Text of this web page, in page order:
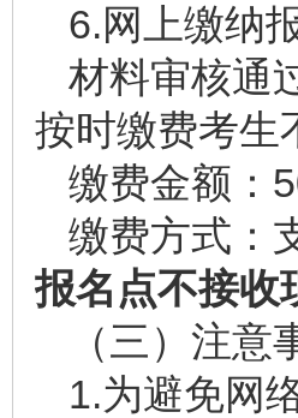
6.网上缴纳
材料审核通
按时缴费考生
缴费金额：
缴费方式：
报名 点不接收
（三）注意
1.为避免网